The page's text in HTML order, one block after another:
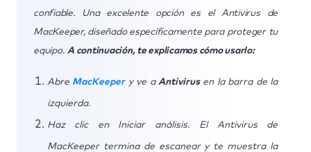
confiable. Una excelente opción es el Antivirus de
MacKeeper, diseñado específicamente para proteger tu
equipo. A continuación, te explicamos cómo usarlo:
Abre MacKeepery ve a Antivirusen la barra de la
izquierda.
Haz clic en Iniciar análisis. El Antivirus de
MacKeeper termina de escanear y te muestra la